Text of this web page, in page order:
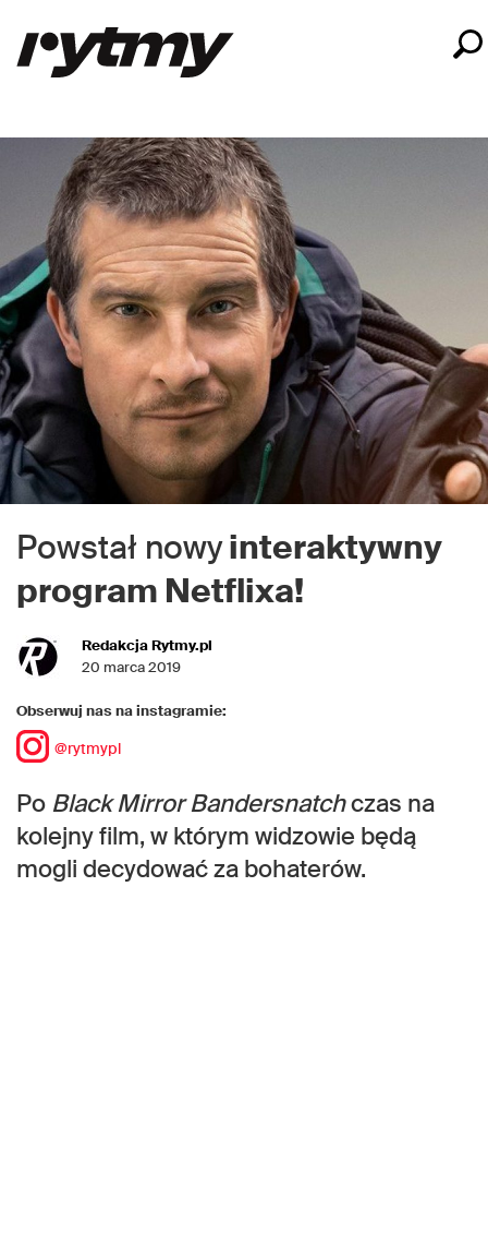
Powstał nowyinteraktywny
program Netflixa!
Redakcja Rytmy.pl
20 marca 2019
Obserwuj nas na instagramie:
@rytmypl
Po Black Mirror Bandersnatchczas na
kolejny film, w którym widzowie będą
mogli decydować za bohaterów.